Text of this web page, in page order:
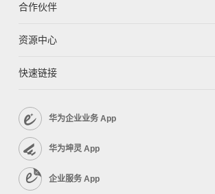
合作伙伴
资源中心
快速链接
华为企业业务 App
华为坤灵 App
企业服务 App